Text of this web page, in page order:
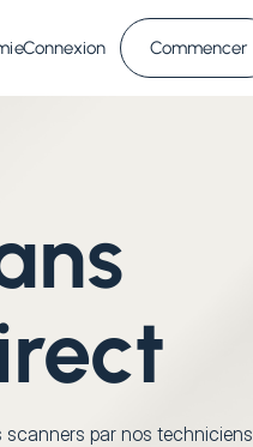
Connexion Commencer
scanners par nos techniciens